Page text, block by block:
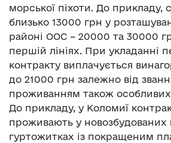
морської піхоти. До прикладу,
близько 13000 грн у
районі ООС – 20000 та 30000
першій лініях. При укладанні
контракту виплачується
до 21000 грн залежно від
проживанням також
До прикладу, у Коломиї
проживають у новозбудованих
гуртожитках із покращеним